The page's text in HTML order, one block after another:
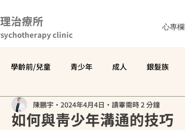
治療所
clinic
心專欄
學齡前/兒童 青少年 成人 銀髮族
心理學科普 精神科學科普 日常分享
如何與青少年溝通的技巧
陳鵬宇 2024年4月4日 讀畢需時 2 分鐘